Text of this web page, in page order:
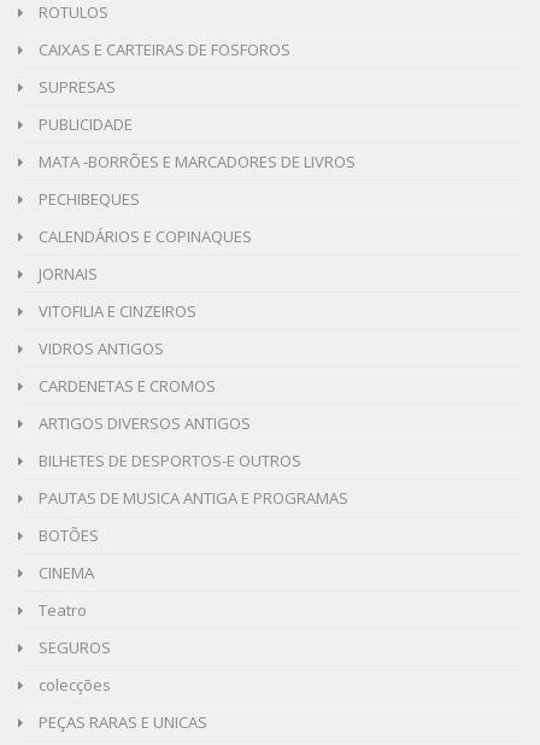
ROTULOS
CAIXAS E CARTEIRAS DE FOSFOROS
SUPRESAS
PUBLICIDADE
MATA -BORRÕES E MARCADORES DE LIVROS
PECHIBEQUES
CALENDÁRIOS E COPINAQUES
JORNAIS
VITOFILIA E CINZEIROS
VIDROS ANTIGOS
CARDENETAS E CROMOS
ARTIGOS DIVERSOS ANTIGOS
BILHETES DE DESPORTOS-E OUTROS
PAUTAS DE MUSICA ANTIGA E PROGRAMAS
BOTÕES
CINEMA
Teatro
SEGUROS
colecções
PEÇAS RARAS E UNICAS